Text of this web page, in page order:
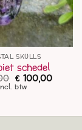
SKULLS
schedel
prijs
was:
€100,00
btw